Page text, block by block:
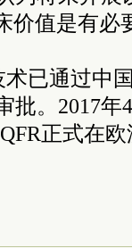
价值是有必
已通过中
批。2017年
正式在